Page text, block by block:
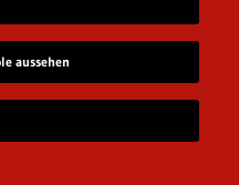
aussehen